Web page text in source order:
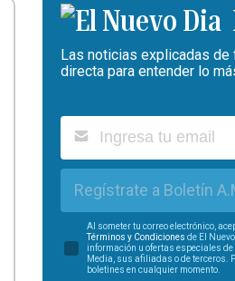
Las noticias explicadas de
directa para entender lo
Regístrate a Boletín
Al someter tu correo electrónico,
Términos y Condiciones de El
información u ofertas especiales
Media, sus afiliadas o de terceros.
boletines en cualquier momento.